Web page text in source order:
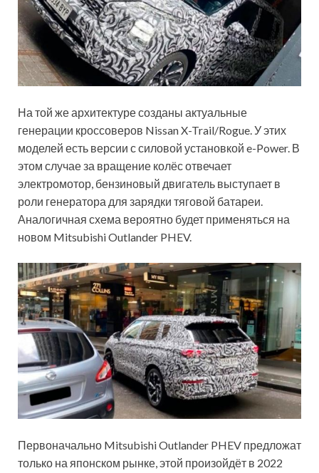
На той же архитектуре созданы актуальные
генерации кроссоверов Nissan X-Trail/Rogue. У этих
моделей есть версии с силовой установкой e-Power. В
этом случае за вращение колёс отвечает
электромотор, бензиновый двигатель выступает в
роли генератора для зарядки тяговой батареи.
Аналогичная схема вероятно будет применяться на
новом Mitsubishi Outlander PHEV.
Первоначально Mitsubishi Outlander PHEV предложат
только на японском рынке, этой произойдёт в 2022